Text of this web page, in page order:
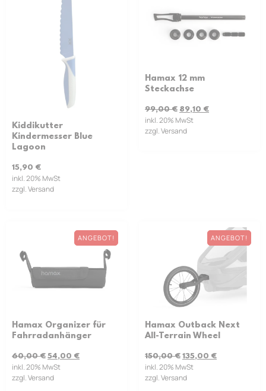
Kiddikutter
Kindermesser Blue
Lagoon
15,90 €
inkl. 20% MwSt
zzgl. Versand
Hamax 12 mm
Steckachse
99,00€ 89,10 €
inkl. 20% MwSt
zzgl. Versand
ANGEBOT!
Hamax Organizer für
Fahrradanhänger
60,00€ 54,00 €
inkl. 20% MwSt
zzgl. Versand
ANGEBOT!
Hamax Outback Next
All-Terrain Wheel
150,00€ 135,00 €
inkl. 20% MwSt
zzgl. Versand